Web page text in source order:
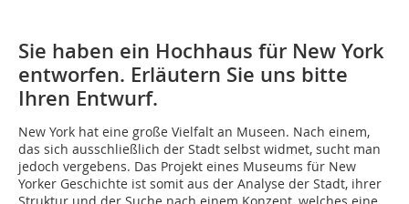
Sie haben ein Hochhaus für New York
entworfen. Erläutern Sie uns bitte
Ihren Entwurf.
New York hat eine große Vielfalt an Museen. Nach einem,
das sich ausschließlich der Stadt selbst widmet, sucht man
jedoch vergebens. Das Projekt eines Museums für New
Yorker Geschichte ist somit aus der Analyse der Stadt, ihrer